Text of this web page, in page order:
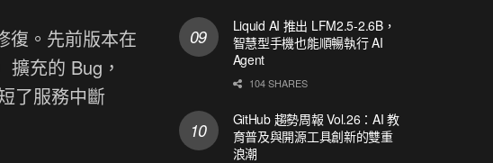
復。先前版本在
充的 Bug，
了服務中斷
Liquid AI 推出 LFM2.5-2.6B，
智慧型手機也能順暢執行 AI
Agent
104 SHARES
GitHub 趨勢周報 Vol.26：AI 教
育普及與開源工具創新的雙重
浪潮